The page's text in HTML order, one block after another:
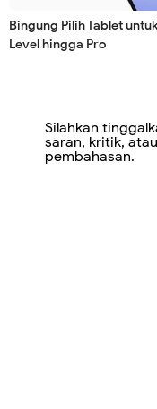
Bingung Pilih Tablet
Level hingga Pro
Silahkan
saran, kritik,
pembahasan.